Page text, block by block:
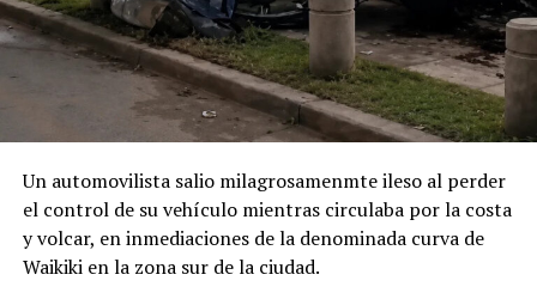
Un automovilista salio milagrosamenmte ileso al perder
el control de su vehículo mientras circulaba por la costa
y volcar, en inmediaciones de la denominada curva de
Waikiki en la zona sur de la ciudad.